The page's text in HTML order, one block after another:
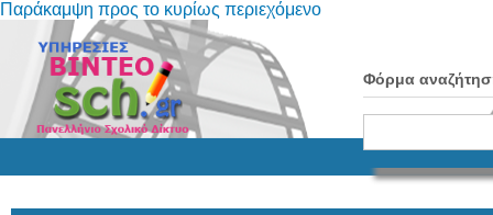
Παράκαμψη προς το κυρίως περιεχόμενο
Φόρμα